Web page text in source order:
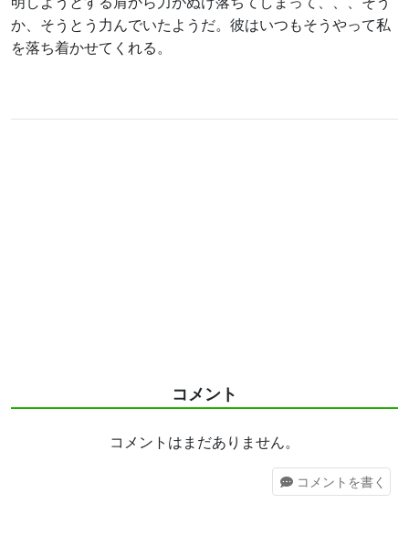
か、そうとう力んでいたようだ。彼はいつもそうやって私
を落ち着かせてくれる。
コメント
コメントはまだありません。
コメント を書く